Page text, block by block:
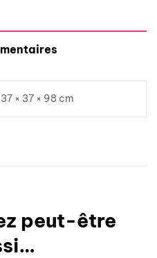
37 × 37 × 98 cm
peut-être